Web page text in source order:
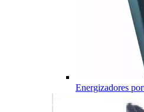
Energizadores